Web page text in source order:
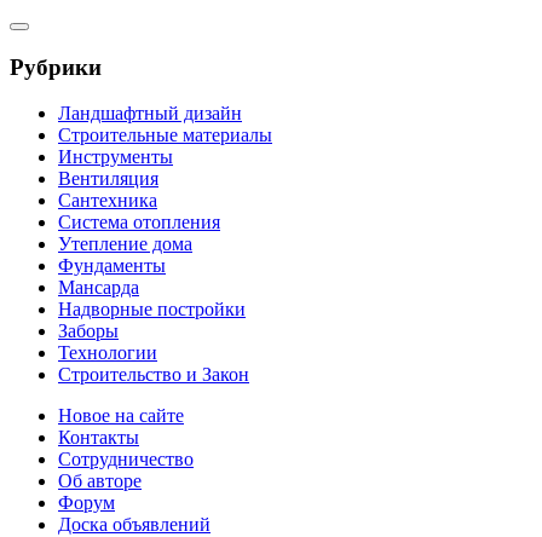
Рубрики
Ландшафтный дизайн
Строительные материалы
Инструменты
Вентиляция
Сантехника
Система отопления
Утепление дома
Фундаменты
Мансарда
Надворные постройки
Заборы
Технологии
Строительство и Закон
Новое на сайте
Контакты
Сотрудничество
Об авторе
Форум
Доска объявлений